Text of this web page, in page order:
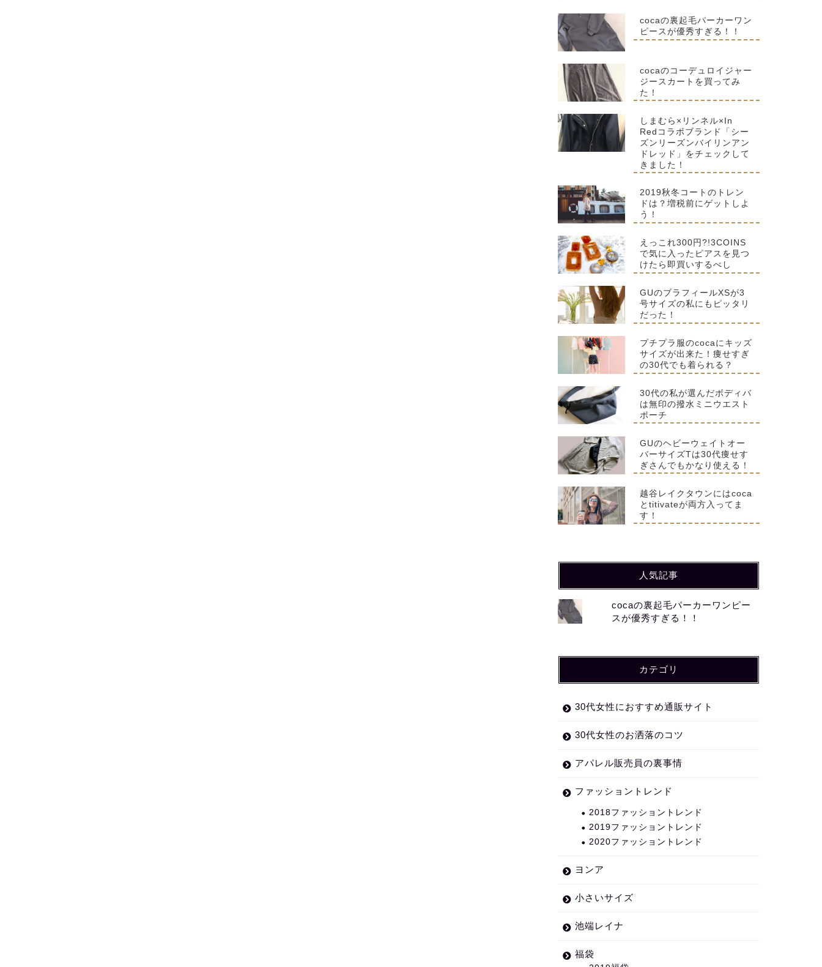
cocaの裏起毛パーカーワン
ピースが優秀すぎる！！
cocaのコーデュロイジャー
ジースカートを買ってみ
た！
しまむら×リンネル×In
Redコラボブランド「シー
ズンリーズンバイリンアン
ドレッド」をチェックして
きました！
2019秋冬コートのトレン
ドは？増税前にゲットしよ
う！
えっこれ300円?!3COINS
で気に入ったピアスを見つ
けたら即買いするべし
GUのブラフィールXSが3
号サイズの私にもピッタリ
だった！
プチプラ服のcocaにキッズ
サイズが出来た！痩せすぎ
の30代でも着られる？
30代の私が選んだボディバ
は無印の撥水ミニウエスト
ポーチ
GUのヘビーウェイトオー
バーサイズTは30代痩せす
ぎさんでもかなり使える！
越谷レイクタウンにはcoca
とtitivateが両方入ってま
す！
人気記事
cocaの裏起毛パーカーワンピー
スが優秀すぎる！！
カテゴリ
30代女性におすすめ通販サイト
30代女性のお洒落のコツ
アパレル販売員の裏事情
ファッショントレンド
2018ファッショントレンド
2019ファッショントレンド
2020ファッショントレンド
ヨンア
小さいサイズ
池端レイナ
福袋